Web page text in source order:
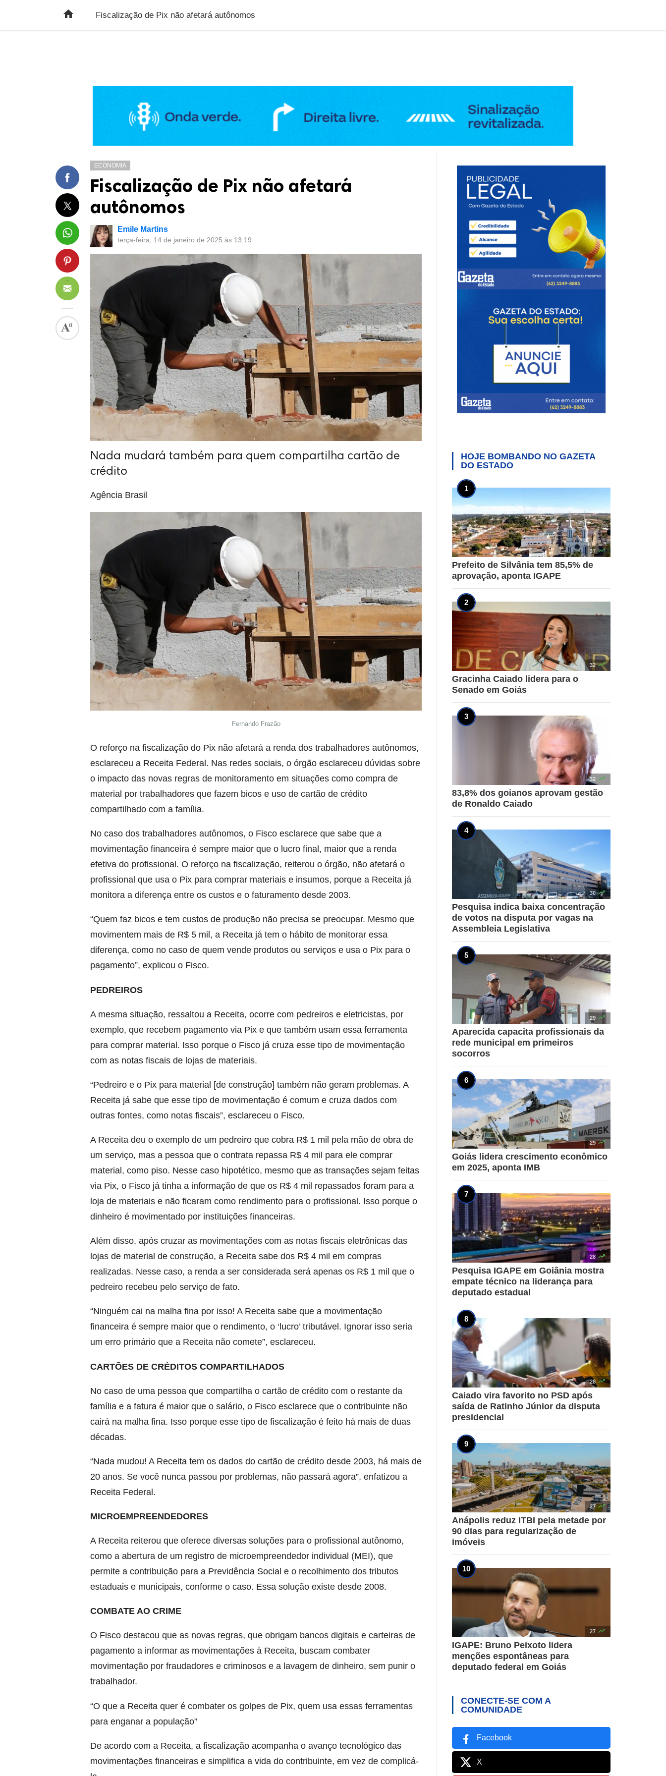

Fiscalização de Pix não afetará autônomos
ECONOMIA
Fiscalização de Pix não afetará
autônomos
Emile Martins
terça-feira, 14 de janeiro de 2025 às 13:19
Nada mudará também para quem compartilha cartão de
crédito
Agência Brasil
Fernando Frazão
O reforço na fiscalização do Pix não afetará a renda dos trabalhadores autônomos,
esclareceu a Receita Federal. Nas redes sociais, o órgão esclareceu dúvidas sobre
o impacto das novas regras de monitoramento em situações como compra de
material por trabalhadores que fazem bicos e uso de cartão de crédito
compartilhado com a família.
No caso dos trabalhadores autônomos, o Fisco esclarece que sabe que a
movimentação financeira é sempre maior que o lucro final, maior que a renda
efetiva do profissional. O reforço na fiscalização, reiterou o órgão, não afetará o
profissional que usa o Pix para comprar materiais e insumos, porque a Receita já
monitora a diferença entre os custos e o faturamento desde 2003.
“Quem faz bicos e tem custos de produção não precisa se preocupar. Mesmo que
movimentem mais de R$ 5 mil, a Receita já tem o hábito de monitorar essa
diferença, como no caso de quem vende produtos ou serviços e usa o Pix para o
pagamento”, explicou o Fisco.
PEDREIROS
A mesma situação, ressaltou a Receita, ocorre com pedreiros e eletricistas, por
exemplo, que recebem pagamento via Pix e que também usam essa ferramenta
para comprar material. Isso porque o Fisco já cruza esse tipo de movimentação
com as notas fiscais de lojas de materiais.
“Pedreiro e o Pix para material [de construção] também não geram problemas. A
Receita já sabe que esse tipo de movimentação é comum e cruza dados com
outras fontes, como notas fiscais”, esclareceu o Fisco.
A Receita deu o exemplo de um pedreiro que cobra R$ 1 mil pela mão de obra de
um serviço, mas a pessoa que o contrata repassa R$ 4 mil para ele comprar
material, como piso. Nesse caso hipotético, mesmo que as transações sejam feitas
via Pix, o Fisco já tinha a informação de que os R$ 4 mil repassados foram para a
loja de materiais e não ficaram como rendimento para o profissional. Isso porque o
dinheiro é movimentado por instituições financeiras.
Além disso, após cruzar as movimentações com as notas fiscais eletrônicas das
lojas de material de construção, a Receita sabe dos R$ 4 mil em compras
realizadas. Nesse caso, a renda a ser considerada será apenas os R$ 1 mil que o
pedreiro recebeu pelo serviço de fato.
“Ninguém cai na malha fina por isso! A Receita sabe que a movimentação
financeira é sempre maior que o rendimento, o ‘lucro’ tributável. Ignorar isso seria
um erro primário que a Receita não comete”, esclareceu.
CARTÕES DE CRÉDITOS COMPARTILHADOS
No caso de uma pessoa que compartilha o cartão de crédito com o restante da
família e a fatura é maior que o salário, o Fisco esclarece que o contribuinte não
cairá na malha fina. Isso porque esse tipo de fiscalização é feito há mais de duas
décadas.
“Nada mudou! A Receita tem os dados do cartão de crédito desde 2003, há mais de
20 anos. Se você nunca passou por problemas, não passará agora”, enfatizou a
Receita Federal.
MICROEMPREENDEDORES
A Receita reiterou que oferece diversas soluções para o profissional autônomo,
como a abertura de um registro de microempreendedor individual (MEI), que
permite a contribuição para a Previdência Social e o recolhimento dos tributos
estaduais e municipais, conforme o caso. Essa solução existe desde 2008.
COMBATE AO CRIME
O Fisco destacou que as novas regras, que obrigam bancos digitais e carteiras de
pagamento a informar as movimentações à Receita, buscam combater
movimentação por fraudadores e criminosos e a lavagem de dinheiro, sem punir o
trabalhador.
“O que a Receita quer é combater os golpes de Pix, quem usa essas ferramentas
para enganar a população”
De acordo com a Receita, a fiscalização acompanha o avanço tecnológico das
movimentações financeiras e simplifica a vida do contribuinte, em vez de complicá-
HOJE BOMBANDO NO GAZETA
DO ESTADO
37 
Prefeito de Silvânia tem 85,5% de
aprovação, aponta IGAPE
32 
Gracinha Caiado lidera para o
Senado em Goiás
32 
83,8% dos goianos aprovam gestão
de Ronaldo Caiado
30 
Pesquisa indica baixa concentração
de votos na disputa por vagas na
Assembleia Legislativa
29 
Aparecida capacita profissionais da
rede municipal em primeiros
socorros
29 
Goiás lidera crescimento econômico
em 2025, aponta IMB
28 
Pesquisa IGAPE em Goiânia mostra
empate técnico na liderança para
deputado estadual
28 
Caiado vira favorito no PSD após
saída de Ratinho Júnior da disputa
presidencial
27 
Anápolis reduz ITBI pela metade por
90 dias para regularização de
imóveis
27 
IGAPE: Bruno Peixoto lidera
menções espontâneas para
deputado federal em Goiás
CONECTE-SE COM A
COMUNIDADE
Facebook
X